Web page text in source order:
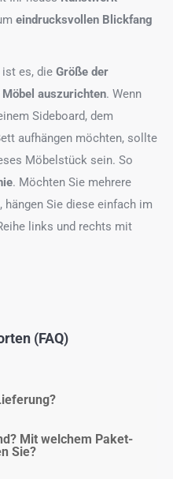
eindrucksvollen Blickfang
ist es, die Größe der
Möbel auszurichten. Wenn
Sideboard, dem
aufhängen möchten, sollte
Möbelstück sein. So
. Möchten Sie mehrere
hängen Sie diese einfach im
links und rechts mit
(FAQ)
Mit welchem Paket-
Sie?